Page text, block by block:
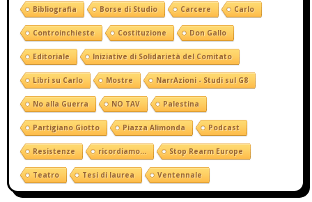
Bibliografia Borse di Studio Carcere Carlo
Controinchieste Costituzione Don Gallo
Editoriale Iniziative di Solidarietà del Comitato
Libri su Carlo Mostre NarrAzioni - Studi sul G8
No alla Guerra NO TAV Palestina
Partigiano Giotto Piazza Alimonda Podcast
Resistenze ricordiamo... Stop Rearm Europe
Teatro Tesi di laurea Ventennale